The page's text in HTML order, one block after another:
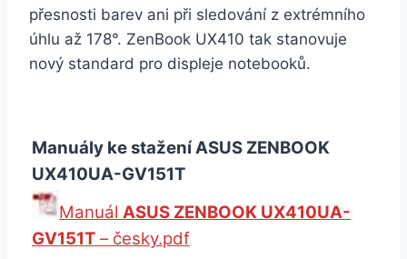
přesnosti barev ani při sledování z extrémního
úhlu až 178°. ZenBook UX410 tak stanovuje
nový standard pro displeje notebooků.
Manuály ke stažení ASUS ZENBOOK
UX410UA-GV151T
Manuál ASUS ZENBOOK UX410UA-
GV151T – česky.pdf